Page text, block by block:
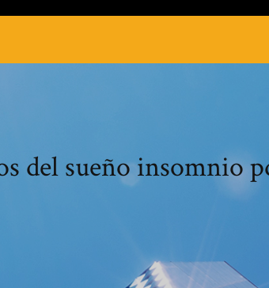
del sueño insomnio